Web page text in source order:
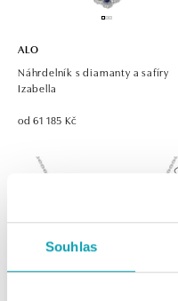
Souhlas
ALO
Náhrdelník s diamanty a safíry
Izabella
od 61 185 Kč